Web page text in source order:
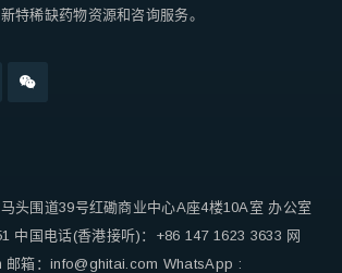
特稀缺药物资源和咨询服务。
头围道39号红磡商业中心A座4楼10A室 办公室
中国电话(香港接听)：+86 147 1623 3633 网
邮箱：info@ghitai.com WhatsApp :